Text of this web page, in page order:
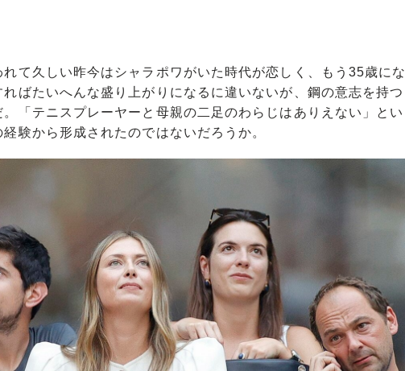
て久しい昨今はシャラポワがいた時代が恋しく、もう35歳にな
ばたいへんな盛り上がりになるに違いないが、鋼の意志を持つ
「テニスプレーヤーと母親の二足のわらじはありえない」とい
験から形成されたのではないだろうか。